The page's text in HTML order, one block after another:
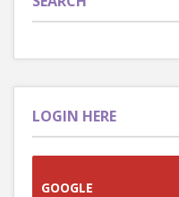
LOGIN HERE
GOOGLE